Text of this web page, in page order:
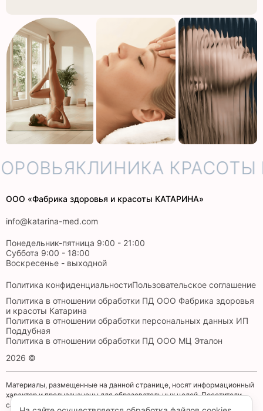
КЛИНИКА КРАСОТЫ
ООО «Фабрика здоровья и красоты КАТАРИНА»
info@katarina-med.com
Понедельник-пятница 9:00 - 21:00
Суббота 9:00 - 18:00
Воскресенье - выходной
Политика конфиденциальностиПользовательское соглашение
Политика в отношении обработки ПД ООО Фабрика здоровья
и красоты Катарина
Политика в отношении обработки персональных данных ИП
Поддубная
Политика в отношении обработки ПД ООО МЦ Эталон
2026 ©
Материалы, размещенные на данной странице, носят информационный
характер и предназначены для образовательных целей. Посетители
сайта не должны использовать их в качестве медицинских